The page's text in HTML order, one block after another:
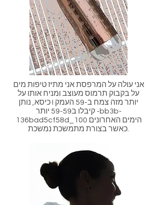
אני עולה על המרפסת אני מתיז טיפות מים
על בקבוק תרמוס מעוצב ומניח אותו על
כיסא, נותן I יותר מזה צמח ב-59 העמק
קיבלו ב59-59 יותר -bb3b-
136bad5cf58d_100 הימים האחרונים